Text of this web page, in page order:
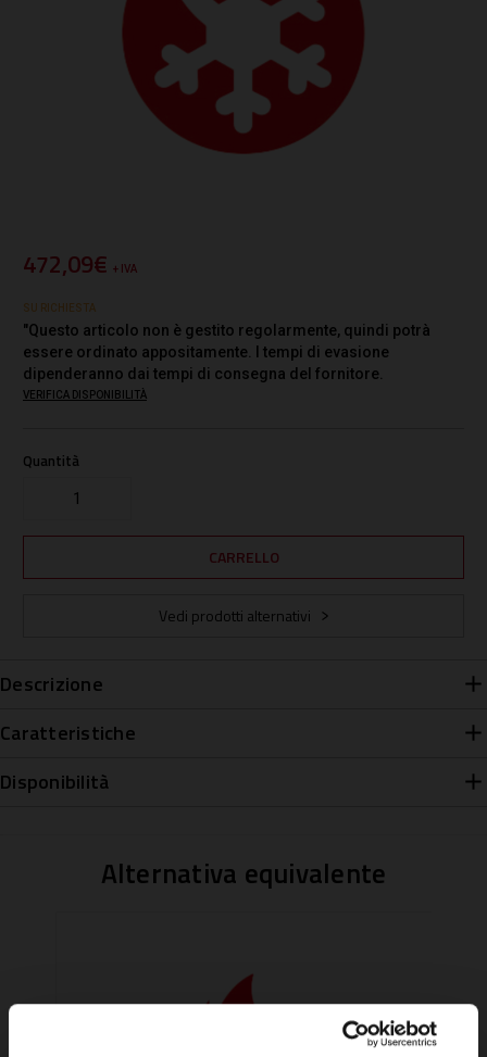
472,09€ + IVA
SU RICHIESTA
"Questo articolo non è gestito regolarmente, quindi potrà
essere ordinato appositamente. I tempi di evasione
dipenderanno dai tempi di consegna del fornitore.
VERIFICA DISPONIBILITÀ
Quantità
Vedi prodotti alternativi
Descrizione
Caratteristiche
Disponibilità
Alternativa equivalente